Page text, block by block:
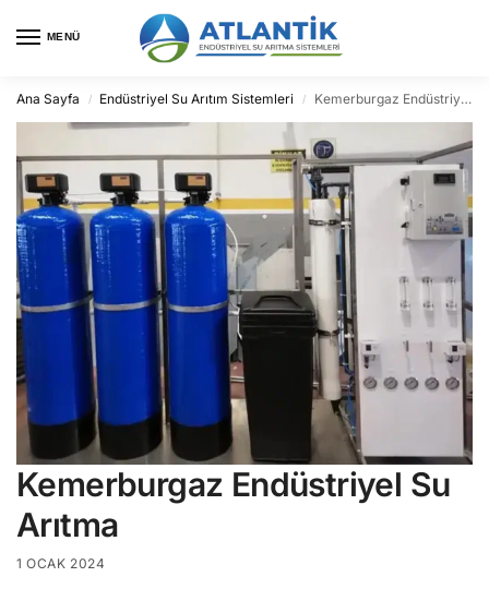
MENÜ
Ana Sayfa / Endüstriyel Su Arıtım Sistemleri / Kemerburgaz Endüstriyel Su Arıtma
Kemerburgaz Endüstriyel Su
Arıtma
1 OCAK 2024